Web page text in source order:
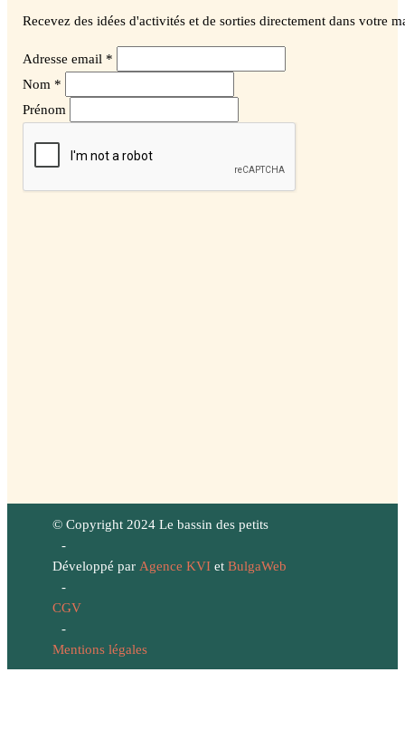
Recevez des idées d'activités et de sorties directement dans votre
Adresse email *
Nom *
Prénom
© Copyright 2024 Le bassin des petits
-
Développé par Agence KVIet BulgaWeb
-
CGV
-
Mentions légales